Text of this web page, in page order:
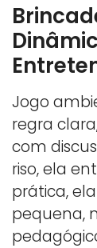
Jogo
regra
com
riso, ela
prática,
pequena,